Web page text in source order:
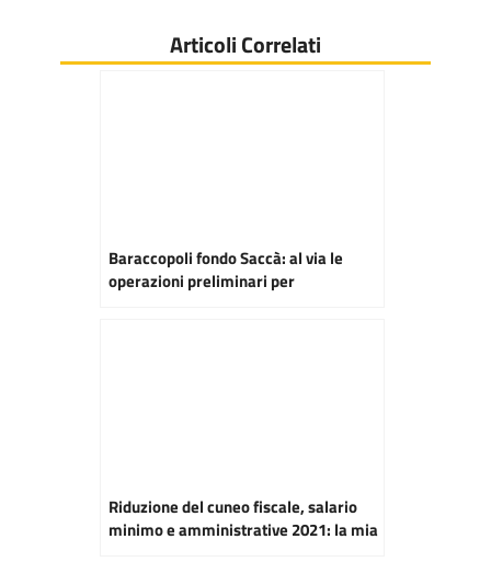
Articoli Correlati
Baraccopoli fondo Saccà: al via le
operazioni preliminari per
Riduzione del cuneo fiscale, salario
minimo e amministrative 2021: la mia